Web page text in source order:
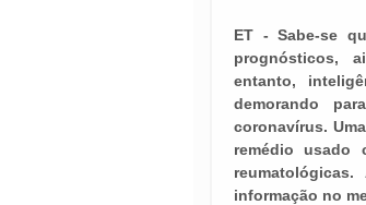
ET - Sabe-se
prognósticos,
entanto,
demorando
coronavírus.
remédio usado
informação no